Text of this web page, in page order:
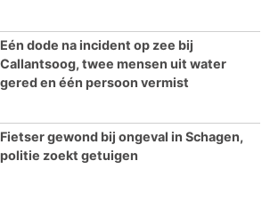
Eén dode na incident op zee bij
Callantsoog, twee mensen uit water
gered en één persoon vermist
Fietser gewond bij ongeval in Schagen,
politie zoekt getuigen